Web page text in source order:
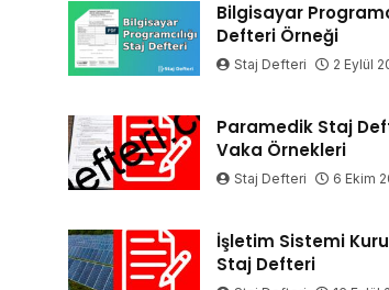
Bilgisayar
Defteri Örneği
Staj Defteri 2 Eylül
Paramedik Staj
Vaka Örnekleri
Staj Defteri 6 Ekim
İşletim Sistemi
Staj Defteri